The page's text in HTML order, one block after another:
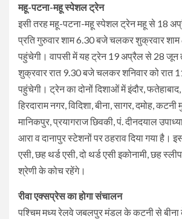
महू-पटना-महू स्पेशल ट्रेन
इसी तरह महू-पटना-महू स्पेशल ट्रेन महू से 18
प्रति गुरुवार शाम 6.30 बजे चलकर शुक्रवार
पहुंचेगी। वापसी में यह ट्रेन 19 अप्रैल से 28 जून
शुक्रवार रात 9.30 बजे चलकर शनिवार को रात
पहुंचेगी। ट्रेन का दोनों दिशाओं में इंदौर,
हिरदाराम नगर, विदिशा, बीना, सागर, दमोह, कटनी
मानिकपुर, प्रयागराज छिवकी, पं. दीनदयाल
आरा व दानापुर स्टेशनों पर ठहराव दिया गया है।
एसी, छह थर्ड एसी, दो थर्ड एसी इकोनामी, छह
श्रेणी के कोच रहेंगे।
रीवा एक्सप्रेस का होगा संचालन
पश्चिम मध्य रेलवे जबलपुर मंडल के कटनी से बीना